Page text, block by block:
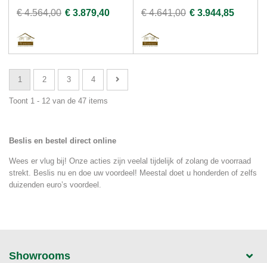
€ 4.564,00 € 3.879,40 € 4.641,00 € 3.944,85
1 2 3 4
Toont 1 - 12 van de 47 items
Beslis en bestel direct online
Wees er vlug bij! Onze acties zijn veelal tijdelijk of zolang de voorraad
strekt. Beslis nu en doe uw voordeel! Meestal doet u honderden of zelfs
duizenden euro’s voordeel.
Showrooms